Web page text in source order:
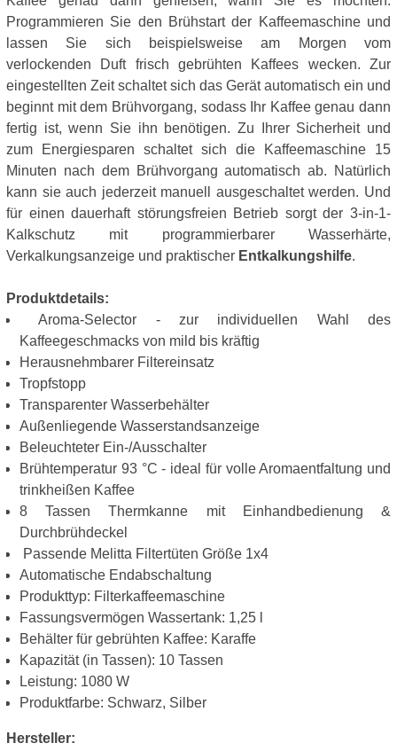
Programmieren Sie den Brühstart der Kaffeemaschine und
lassen Sie sich beispielsweise am Morgen vom
verlockenden Duft frisch gebrühten Kaffees wecken. Zur
eingestellten Zeit schaltet sich das Gerät automatisch ein und
beginnt mit dem Brühvorgang, sodass Ihr Kaffee genau dann
fertig ist, wenn Sie ihn benötigen. Zu Ihrer Sicherheit und
zum Energiesparen schaltet sich die Kaffeemaschine 15
Minuten nach dem Brühvorgang automatisch ab. Natürlich
kann sie auch jederzeit manuell ausgeschaltet werden. Und
für einen dauerhaft störungsfreien Betrieb sorgt der 3-in-1-
Kalkschutz mit programmierbarer Wasserhärte,
Verkalkungsanzeige und praktischer Entkalkungshilfe.
Produktdetails:
Aroma-Selector - zur individuellen Wahl des
Kaffeegeschmacks von mild bis kräftig
Herausnehmbarer Filtereinsatz
Tropfstopp
Transparenter Wasserbehälter
Außenliegende Wasserstandsanzeige
Beleuchteter Ein-/Ausschalter
Brühtemperatur 93 °C - ideal für volle Aromaentfaltung und
trinkheißen Kaffee
8 Tassen Thermkanne mit Einhandbedienung &
Durchbrühdeckel
Passende Melitta Filtertüten Größe 1x4
Automatische Endabschaltung
Produkttyp: Filterkaffeemaschine
Fassungsvermögen Wassertank: 1,25 l
Behälter für gebrühten Kaffee: Karaffe
Kapazität (in Tassen): 10 Tassen
Leistung: 1080 W
Produktfarbe: Schwarz, Silber
Hersteller: